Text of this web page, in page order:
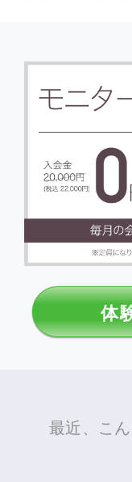
体
最近、こ